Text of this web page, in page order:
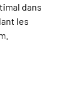
dans
les